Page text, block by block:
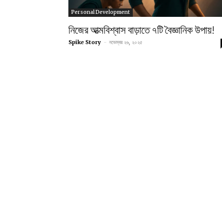
Personal Development
নিজের আত্মবিশ্বাস বাড়াতে ৭টি বৈজ্ঞানিক উপায়!
Spike Story - নভেম্বর ২৬, ২০২৫